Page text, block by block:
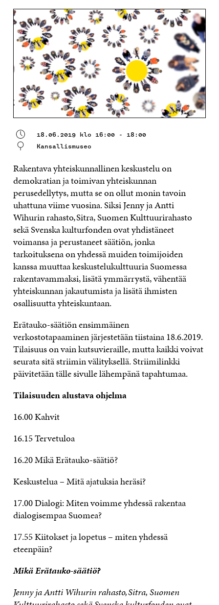
18.06.2019 klo 16:00 - 18:00
Kansallismuseo
Rakentava yhteiskunnallinen keskustelu on
demokratian ja toimivan yhteiskunnan
perusedellytys, mutta se on ollut monin tavoin
uhattuna viime vuosina. Siksi Jenny ja Antti
Wihurin rahasto, Sitra, Suomen Kulttuurirahasto
sekäSvenskakulturfondenovat yhdistäneet
voimansa ja perustaneet säätiön, jonka
tarkoituksena on yhdessä muiden toimijoiden
kanssa muuttaa keskustelukulttuuria Suomessa
rakentavammaksi, lisätä ymmärrystä, vähentää
yhteiskunnan jakautumista ja lisätä ihmisten
osallisuutta yhteiskuntaan.
Erätauko-säätiön ensimmäinen
verkostotapaaminen järjestetään tiistaina 18.6.2019.
Tilaisuus on vain kutsuvieraille, mutta kaikki voivat
seurata sitä striimin välityksellä. Striimilinkki
päivitetään tälle sivulle lähempänä tapahtumaa.
Tilaisuuden alustava ohjelma
16.00 Kahvit
16.15 Tervetuloa
16.20 Mikä Erätauko-säätiö?
Keskustelua – Mitä ajatuksia heräsi?
17.00 Dialogi: Miten voimme yhdessä rakentaa
dialogisempaa Suomea?
17.55 Kiitokset ja lopetus – miten yhdessä
eteenpäin?
Mikä Erätauko-säätiö?
Jenny ja Antti Wihurin rahasto, Sitra, Suomen